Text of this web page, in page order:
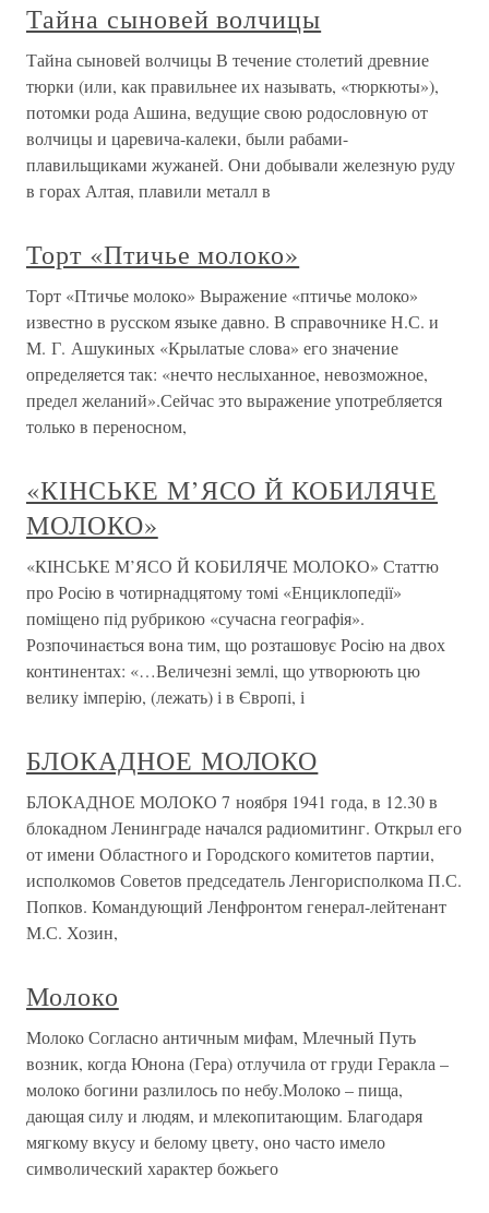
Тайна сыновей волчицы
Тайна сыновей волчицы В течение столетий древние
тюрки (или, как правильнее их называть, «тюркюты»),
потомки рода Ашина, ведущие свою родословную от
волчицы и царевича-калеки, были рабами-
плавильщиками жужаней. Они добывали железную руду
в горах Алтая, плавили металл в
Торт «Птичье молоко»
Торт «Птичье молоко» Выражение «птичье молоко»
известно в русском языке давно. В справочнике Н.С. и
М. Г. Ашукиных «Крылатые слова» его значение
определяется так: «нечто неслыханное, невозможное,
предел желаний».Сейчас это выражение употребляется
только в переносном,
«КІНСЬКЕ М’ЯСО Й КОБИЛЯЧЕ
МОЛОКО»
«КІНСЬКЕ М’ЯСО Й КОБИЛЯЧЕ МОЛОКО» Статтю
про Росію в чотирнадцятому томі «Енциклопедії»
поміщено під рубрикою «сучасна географія».
Розпочинається вона тим, що розташовує Росію на двох
континентах: «…Величезні землі, що утворюють цю
велику імперію, (лежать) і в Європі, і
БЛОКАДНОЕ МОЛОКО
БЛОКАДНОЕ МОЛОКО 7 ноября 1941 года, в 12.30 в
блокадном Ленинграде начался радиомитинг. Открыл его
от имени Областного и Городского комитетов партии,
исполкомов Советов председатель Ленгорисполкома П.С.
Попков. Командующий Ленфронтом генерал-лейтенант
М.С. Хозин,
Молоко
Молоко Согласно античным мифам, Млечный Путь
возник, когда Юнона (Гера) отлучила от груди Геракла –
молоко богини разлилось по небу.Молоко – пища,
дающая силу и людям, и млекопитающим. Благодаря
мягкому вкусу и белому цвету, оно часто имело
символический характер божьего